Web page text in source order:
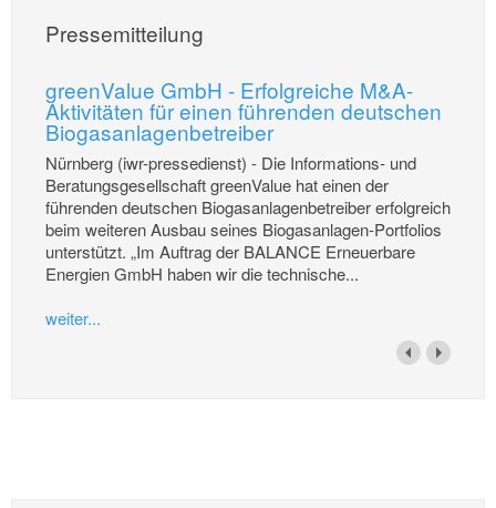
Pressemitteilung
greenValue GmbH - Erfolgreiche M&A-
Aktivitäten für einen führenden deutschen
Biogasanlagenbetreiber
Nürnberg (iwr-pressedienst) - Die Informations- und
Beratungsgesellschaft greenValue hat einen der
führenden deutschen Biogasanlagenbetreiber erfolgreich
beim weiteren Ausbau seines Biogasanlagen-Portfolios
unterstützt. „Im Auftrag der BALANCE Erneuerbare
Energien GmbH haben wir die technische...
weiter...